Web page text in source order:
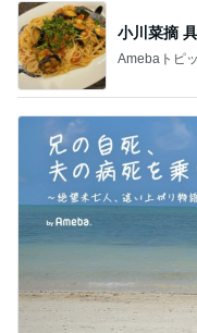
小川菜摘
Amebaトピ